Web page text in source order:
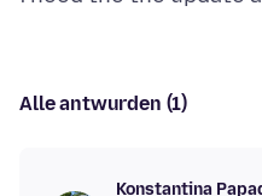
Alle antwurden (1)
Konstantina